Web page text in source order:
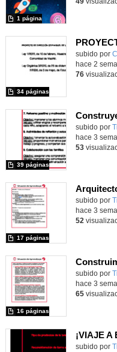
1 página
Contenido
subido por
34 páginas
hace 2
76
subido por
39 páginas
hace 3
53
subido por
17 páginas
hace 3
52
subido por
16 páginas
hace 3
65
¡VIAJE A
subido por